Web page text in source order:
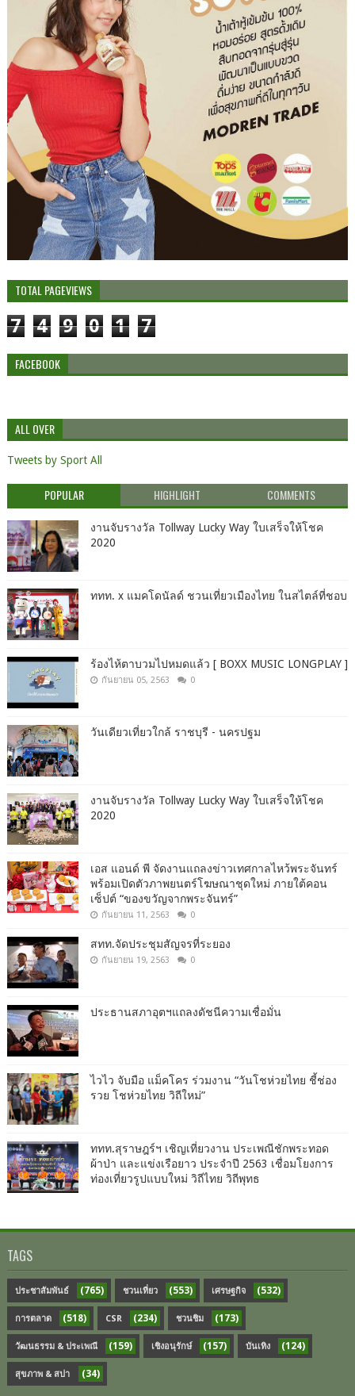
TOTAL PAGEVIEWS
7 4 9 0 1 7
FACEBOOK
ALL OVER
Tweets by Sport All
POPULAR HIGHLIGHT COMMENTS
งานจับรางวัล Tollway Lucky Way ใบเสร็จให้โชค
2020
ททท. x แมคโดนัลด์ ชวนเที่ยวเมืองไทย ในสไตล์ที่ชอบ
ร้องไห้ตาบวมไปหมดแล้ว [ BOXX MUSIC LONGPLAY ]
กันยายน 05, 2563 0
วันเดียวเที่ยวใกล้ ราชบุรี - นครปฐม
งานจับรางวัล Tollway Lucky Way ใบเสร็จให้โชค
2020
เอส แอนด์ พี จัดงานแถลงข่าวเทศกาลไหว้พระจันทร์
พร้อมเปิดตัวภาพยนตร์โฆษณาชุดใหม่ ภายใต้คอน
เซ็ปต์ “ของขวัญจากพระจันทร์”
กันยายน 11, 2563 0
สทท.จัดประชุมสัญจรที่ระยอง
กันยายน 19, 2563 0
ประธานสภาอุตฯแถลงดัชนีความเชื่อมั่น​
ไวไว จับมือ แม็คโคร ร่วมงาน “วันโชห่วยไทย ชี้ช่อง
รวย โชห่วยไทย วิถีใหม่”
ททท.สุราษฎร์ฯ เชิญเที่ยวงาน ประเพณีชักพระทอด
ผ้าป่า และแข่งเรือยาว ประจำปี 2563 เชื่อมโยงการ
ท่องเที่ยวรูปแบบใหม่ วิถีไทย วิถีพุทธ
TAGS
ประชาสัมพันธ์ (765) ชวนเที่ยว (553) เศรษฐกิจ (532)
การตลาด (518) CSR (234) ชวนชิม (173)
วัฒนธรรม & ประเพณี (159) เชิงอนุรักษ์ (157) บันเทิง (124)
สุขภาพ & สปา (34)